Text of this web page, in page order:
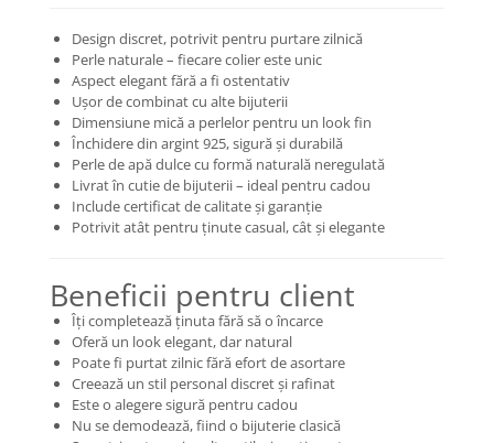
semiprețioase
BRĂȚĂRI DE PICIOR
Brățări de picior din Aur
Brățări de picior din Argint
COLIERE
Coliere cu mărgele colorate și
Argint
Coliere cu pietre semiprețioase
Design discret, potrivit pentru purtare zilnică
Perle naturale – fiecare colier este unic
Aspect elegant fără a fi ostentativ
Ușor de combinat cu alte bijuterii
Dimensiune mică a perlelor pentru un look fin
Închidere din argint 925, sigură și durabilă
Perle de apă dulce cu formă naturală neregulată
Livrat în cutie de bijuterii – ideal pentru cadou
Include certificat de calitate și garanție
Potrivit atât pentru ținute casual, cât și elegante
Beneficii pentru client
Îți completează ținuta fără să o încarce
Oferă un look elegant, dar natural
Poate fi purtat zilnic fără efort de asortare
Creează un stil personal discret și rafinat
Este o alegere sigură pentru cadou
Nu se demodează, fiind o bijuterie clasică